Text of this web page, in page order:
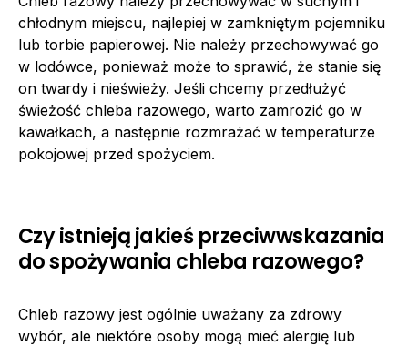
chłodnym miejscu, najlepiej w zamkniętym pojemniku
lub torbie papierowej. Nie należy przechowywać go
w lodówce, ponieważ może to sprawić, że stanie się
on twardy i nieświeży. Jeśli chcemy przedłużyć
świeżość chleba razowego, warto zamrozić go w
kawałkach, a następnie rozmrażać w temperaturze
pokojowej przed spożyciem.
Czy istnieją jakieś przeciwwskazania
do spożywania chleba razowego?
Chleb razowy jest ogólnie uważany za zdrowy
wybór, ale niektóre osoby mogą mieć alergię lub